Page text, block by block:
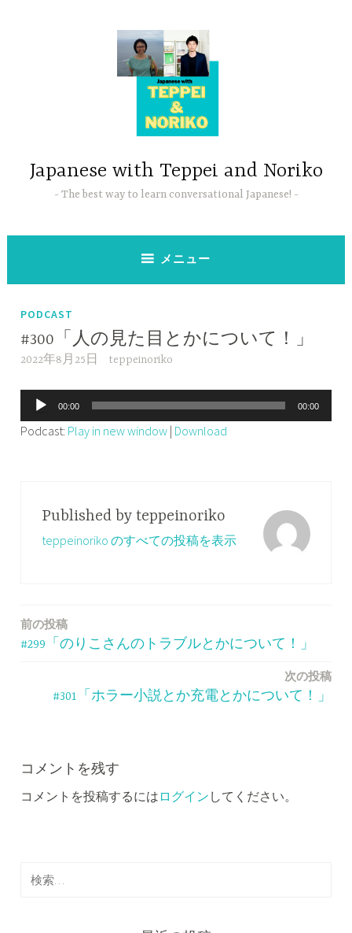
Japanese with Teppei and Noriko
The best way to learn conversational Japanese!
メニュー
PODCAST
#300「人の見た目とかについて！」
2022年8月25日 teppeinoriko
声
プ
00:00 00:00
Podcast: Play in new window | Download
Published by teppeinoriko
teppeinoriko のすべての投稿を表示
投
ー
シ
前の投稿
#299「のりこさんのトラブルとかについて！」
次の投稿
#301「ホラー小説とか充電とかについて！」
コメントを残す
コメントを投稿するには ログイン してください。
検
索